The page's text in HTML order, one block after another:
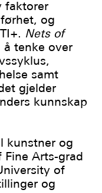
faktorer
og
Nets of
tenke over
samt
gjelder
kunnskap
kunstner og
Arts-grad
of
og